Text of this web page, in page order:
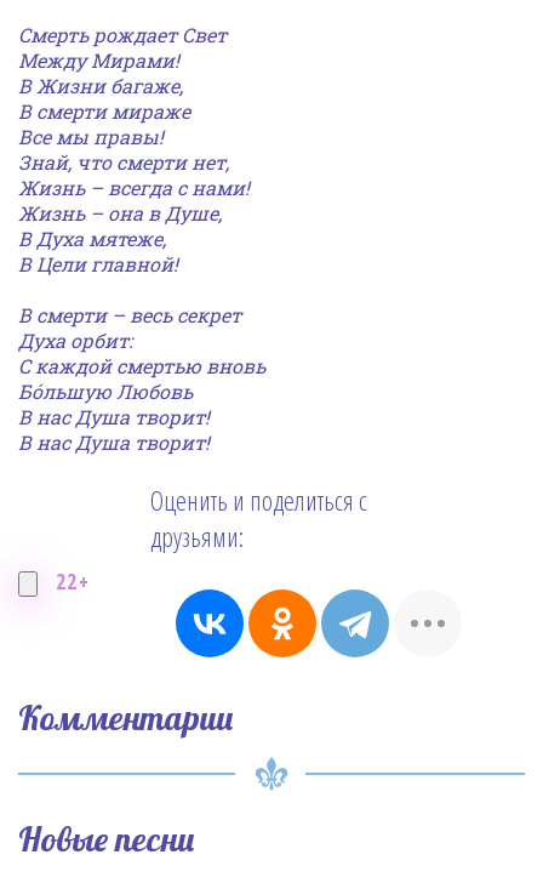
Смерть рождает Свет
Между Мирами!
В Жизни багаже,
В смерти мираже
Все мы правы!
Знай, что смерти нет,
Жизнь – всегда с нами!
Жизнь – она в Душе,
В Духа мятеже,
В Цели главной!
В смерти – весь секрет
Духа орбит:
С каждой смертью вновь
Бóльшую Любовь
В нас Душа творит!
В нас Душа творит!
22+
Оценить и поделиться с
друзьями:
Комментарии
Новые песни